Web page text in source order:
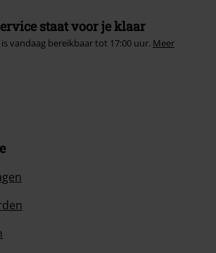
staat voor je klaar
vandaag bereikbaar tot 17:00 uur. Meer